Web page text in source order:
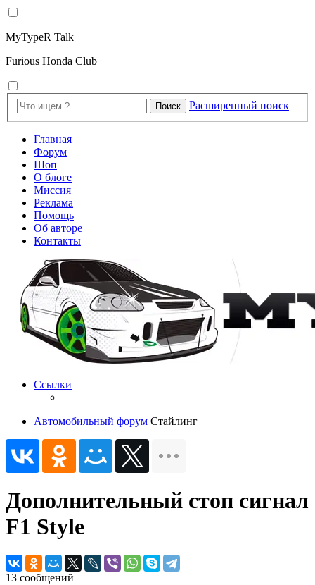
MyTypeR Talk
Furious Honda Club
Поиск Расширенный поиск
Главная
Форум
Шоп
О блоге
Миссия
Реклама
Помощь
Об авторе
Контакты
Ссылки
Автомобильный форум Стайлинг
Дополнительный стоп сигнал
F1 Style
13 сообщений